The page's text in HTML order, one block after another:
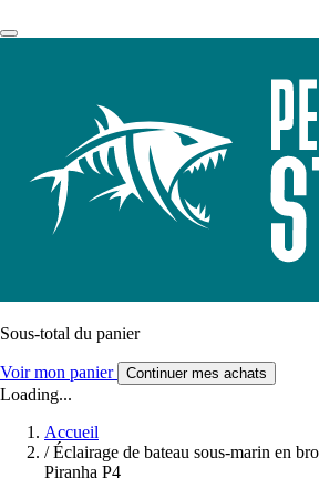
Sous-total du panier
Voir mon panier Continuer mes achats
Loading...
Accueil
/ Éclairage de bateau sous-marin en
Piranha P4